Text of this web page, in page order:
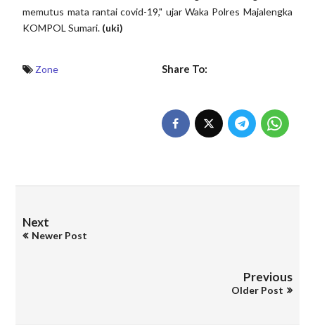
memutus mata rantai covid-19," ujar Waka Polres Majalengka
KOMPOL Sumari. (uki)
Zone Share To:
Next
Newer Post
Previous
Older Post